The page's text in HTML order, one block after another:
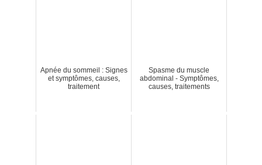
Apnée du sommeil : Signes
et symptômes, causes,
traitement
Spasme du muscle
abdominal - Symptômes,
causes, traitements